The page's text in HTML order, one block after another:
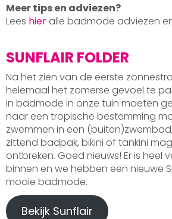
Meer tips en adviezen?
Lees hier alle badmode adviezen
SUNFLAIR FOLDER
Na het zien van de eerste
helemaal het zomerse gevoel te
in badmode in onze tuin moeten
naar een tropische bestemming
zwemmen in een
zittend badpak, bikini of tankini
ontbreken. Goed nieuws! Er is heel
binnen en we hebben een nieuwe
mooie badmode.
Bekijk Sunflair